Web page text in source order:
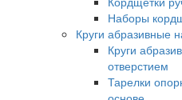
Наборы
Круги абразивные
Круги
отверстием
Тарелки